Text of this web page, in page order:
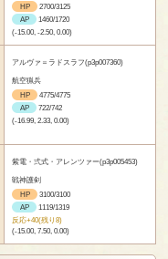
HP
2700/3125
AP
1460/1720
(-15.00, -2.50, 0.00)
アルヴァ＝ラドスラフ(p3p007360)
航空猟兵
HP
4775/4775
AP
722/742
(-16.99, 2.33, 0.00)
紫電・弍式・アレンツァー(p3p005453)
戦神護剣
HP
3100/3100
AP
1119/1319
反応+40(残り8)
(-15.00, 7.50, 0.00)